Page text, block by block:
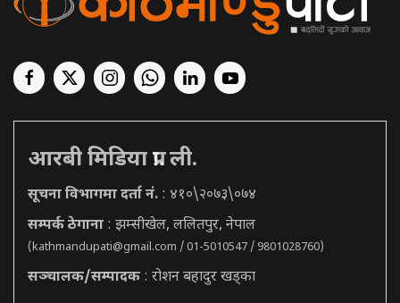
आरबी मिडिया प्रा. ली.
सूचना विभागमा दर्ता नं. : ४१०\२०७३\०७४
सम्पर्क ठेगाना : झम्सीखेल, ललितपुर, नेपाल
(kathmandupati@gmail.com / 01-5010547 / 9801028760)
सञ्चालक/सम्पादक : रोशन बहादुर खड्का